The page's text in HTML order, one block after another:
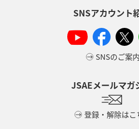
SNSアカウント
SNSのご案内
JSAEメールマガ
登録・解除はこ